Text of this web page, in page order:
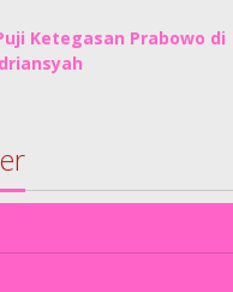
Ketegasan Prabowo di